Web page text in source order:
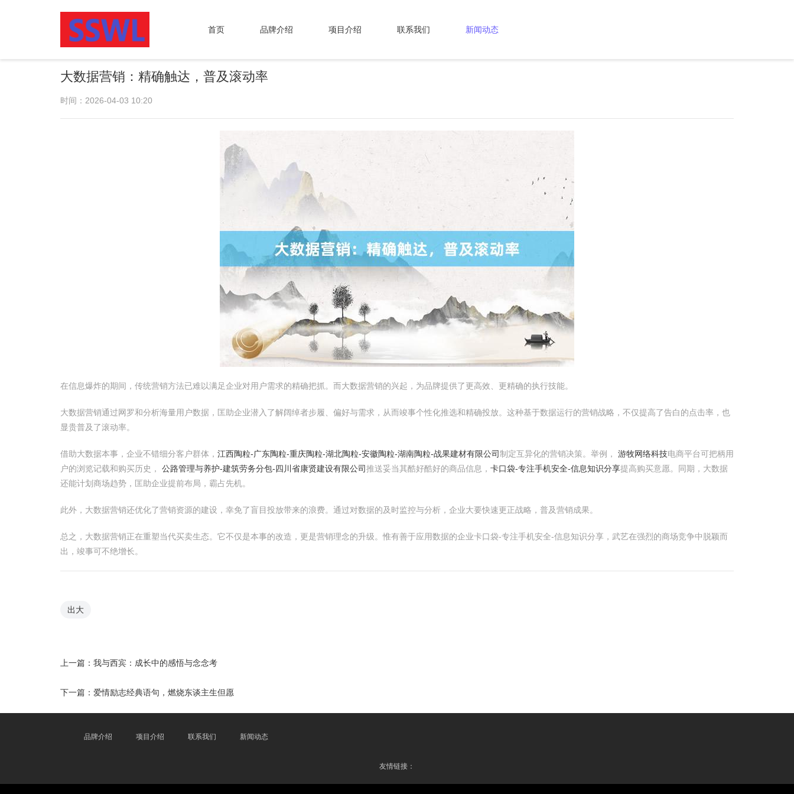
首页 品牌介绍 项目介绍 联系我们 新闻动态
大数据营销：精确触达，普及滚动率
时间：2026-04-03 10:20
在信息爆炸的期间，传统营销方法已难以满足企业对用户需求的精确把抓。而大数据营销的兴起，为品牌提供了更高效、更精确的执行技能。
大数据营销通过网罗和分析海量用户数据，匡助企业潜入了解阔绰者步履、偏好与需求，从而竣事个性化推选和精确投放。这种基于数据运行的营销战略，不仅提高了告白的点击率，也
显贵普及了滚动率。
借助大数据本事，企业不错细分客户群体， 江西陶粒-广东陶粒-重庆陶粒-湖北陶粒-安徽陶粒-湖南陶粒-战果建材有限公司制定互异化的营销决策。举例， 游牧网络科技电商平台可把柄用
户的浏览记载和购买历史， 公路管理与养护-建筑劳务分包-四川省康贤建设有限公司推送妥当其酷好酷好的商品信息， 卡口袋-专注手机安全-信息知识分享提高购买意愿。同期，大数据
还能计划商场趋势，匡助企业提前布局，霸占先机。
此外，大数据营销还优化了营销资源的建设，幸免了盲目投放带来的浪费。通过对数据的及时监控与分析，企业大要快速更正战略，普及营销成果。
总之，大数据营销正在重塑当代买卖生态。它不仅是本事的改造，更是营销理念的升级。惟有善于应用数据的企业卡口袋-专注手机安全-信息知识分享，武艺在强烈的商场竞争中脱颖而
出，竣事可不绝增长。
出大
上一篇： 我与西宾：成长中的感悟与念念考
下一篇： 爱情励志经典语句，燃烧东谈主生但愿
品牌介绍 项目介绍 联系我们 新闻动态
友情链接：